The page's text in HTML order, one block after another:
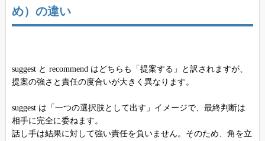
め）の違い
suggest と recommend はどちらも「提案する」と訳されますが、
提案の強さと責任の度合いが大きく異なります。
suggest は「一つの選択肢として出す」イメージで、最終判断は
相手に完全に委ねます。
話し手は結果に対して強い責任を負いません。そのため、角を立